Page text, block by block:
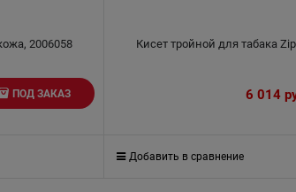
2006058
ПОД ЗАКАЗ
Кисет тройной для табака
6 014
Добавить в сравнение